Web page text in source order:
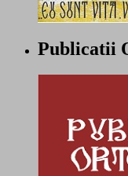
Publicatii